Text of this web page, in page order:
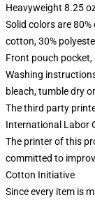
Heavyweight 8.25
Solid colors are
cotton, 30%
Front pouch
Washing
bleach, tumble dry
The third party
International Labor
The printer of this
committed to
Cotton Initiative
Since every item is